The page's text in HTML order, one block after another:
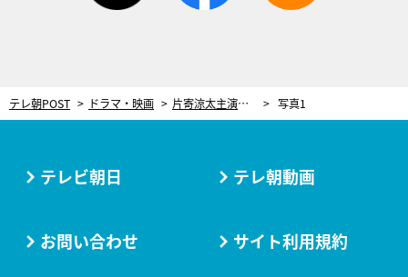
テレ朝POST ドラマ・映画 片寄涼太主演、『波よ聞いてくれ』スピンオフ誕生！中村ゆりかとの“妄想”ラブストーリーが開幕 写真1
テレビ朝日 テレ朝動画
お問い合わせ サイト利用規約